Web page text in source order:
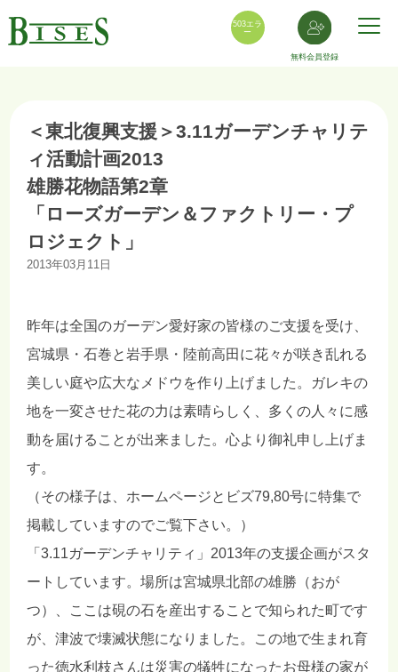
503エラ
ー
無料会員登録
＜東北復興支援＞3.11ガーデンチャリテ
ィ活動計画2013
雄勝花物語第2章
「ローズガーデン＆ファクトリー・プ
ロジェクト」
2013年03月11日
昨年は全国のガーデン愛好家の皆様のご支援を受け、
宮城県・石巻と岩手県・陸前高田に花々が咲き乱れる
美しい庭や広大なメドウを作り上げました。ガレキの
地を一変させた花の力は素晴らしく、多くの人々に感
動を届けることが出来ました。心より御礼申し上げま
す。
（その様子は、ホームページとビズ79,80号に特集で
掲載していますのでご覧下さい。）
「3.11ガーデンチャリティ」2013年の支援企画がスタ
ートしています。場所は宮城県北部の雄勝（おが
つ）、ここは硯の石を産出することで知られた町です
が、津波で壊滅状態になりました。この地で生まれ育
った徳水利枝さんは災害の犠牲になったお母様の家が